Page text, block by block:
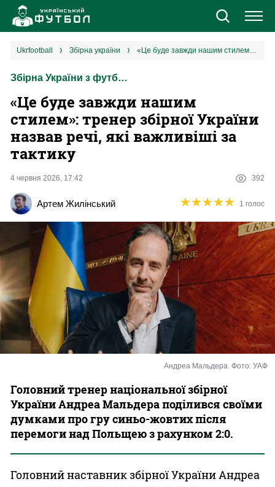
Новини
Збірна
Єврокубки
УПЛ
Різне
Букмекери
Казино
ukrfootball збірна україни «Це буде завжди нашим стилем»: тренер збірної України назвав речі, які важливіші за тактику
Збірна України з футболу
«Це буде завжди нашим
стилем»: тренер збірної України
назвав речі, які важливіші за
тактику
4 червня 2026, 17:42 392
Артем Жилінський ★★★★★
★★★★★ 1 голос
Андреа Мальдера. Фото: УАФ
Головний тренер національної збірної
України Андреа Мальдера поділився своїми
думками про гру синьо-жовтих після
перемоги над Польщею з рахунком 2:0.
Головний наставник збірної України Андреа